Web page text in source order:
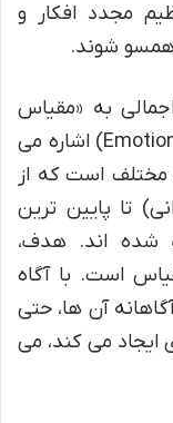
مجدد افکار و
همسو شوند.
به «مقیاس
هدایت عاطفی» (Emotional Guidance Scale) اشاره می
است که از
تا پایین ترین
شده اند. هدف،
است. با آگاه
آن ها، حتی
می کند، می